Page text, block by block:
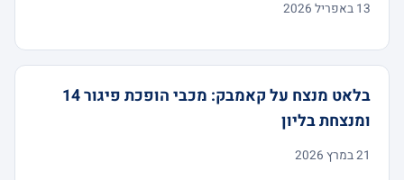
13 באפריל 2026
בלאט מנצח על קאמבק: מכבי הופכת פיגור 14
ומנצחת בליון
21 במרץ 2026